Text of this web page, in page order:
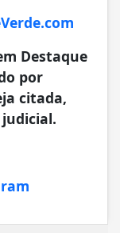
Destaque
por
citada,